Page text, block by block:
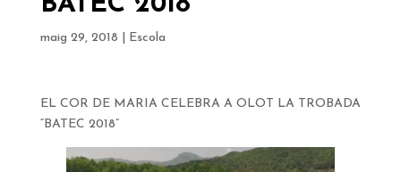
maig 29, 2018 Escola
EL COR DE MARIA CELEBRA A OLOT LA TROBADA
“BATEC 2018”